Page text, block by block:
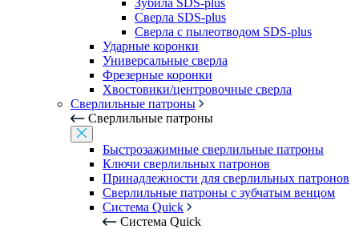
Зубила SDS-plus
Сверла SDS-plus
Сверла с пылеотводом SDS-plus
Ударные коронки
Универсальные сверла
Фрезерные коронки
Хвостовики/центровочные сверла
Сверлильные патроны
Сверлильные патроны
Быстрозажимные сверлильные патроны
Ключи сверлильных патронов
Принадлежности для сверлильных патронов
Сверлильные патроны с зубчатым венцом
Система Quick
Система Quick